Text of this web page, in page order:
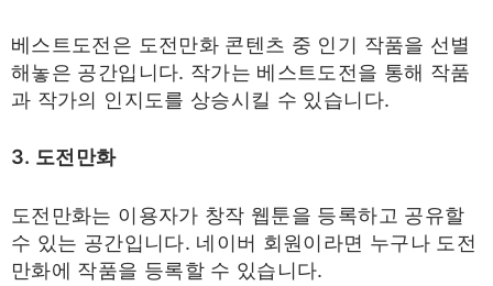
베스트도전은 도전만화 콘텐츠 중 인기 작품을 선별
해놓은 공간입니다. 작가는 베스트도전을 통해 작품
과 작가의 인지도를 상승시킬 수 있습니다.
3. 도전만화
도전만화는 이용자가 창작 웹툰을 등록하고 공유할
수 있는 공간입니다. 네이버 회원이라면 누구나 도전
만화에 작품을 등록할 수 있습니다.​